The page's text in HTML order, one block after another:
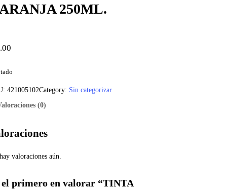
250ML.
421005102Category: Sin categorizar
(0)
valoraciones aún.
el primero en valorar “TINTA